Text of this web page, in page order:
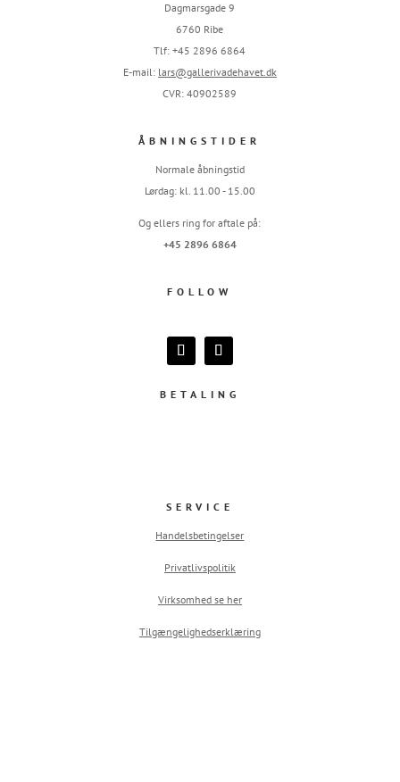
Dagmarsgade 9
6760 Ribe
Tlf: +45 2896 6864
E-mail: lars@gallerivadehavet.dk
CVR: 40902589
ÅBNINGSTIDER
Normale åbningstid
Lørdag: kl. 11.00 - 15.00
Og ellers ring for aftale på:
+45 2896 6864
FOLLOW
BETALING
SERVICE
Handelsbetingelser
Privatlivspolitik
Virksomhed se her
Tilgængelighedserklæring